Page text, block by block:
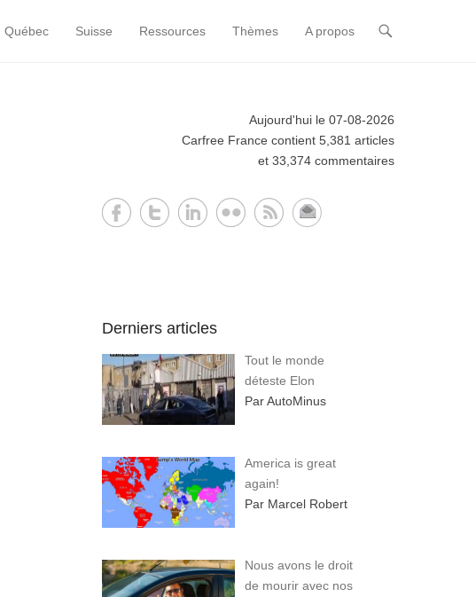
Québec Suisse Ressources Thèmes A propos
Aujourd'hui le 07-08-2026
Carfree France contient 5,381 articles
et 33,374 commentaires
Derniers articles
Tout le monde
déteste Elon
Par AutoMinus
America is great
again!
Par Marcel Robert
Nous avons le droit
de mourir avec nos